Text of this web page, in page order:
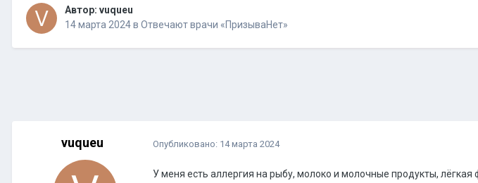
Автор: vuqueu
14 марта 2024в Отвечают врачи «ПризываНет»
vuqueu Опубликовано: 14 марта 2024
У меня есть аллергия на рыбу, молоко и молочные продукты,